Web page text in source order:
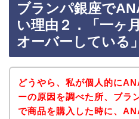
ブランパ銀座で
い理由２．「一ヶ
オーバーしている」
どうやら、私が個人的に
ーの原因を調べた所、ブラ
で商品を購入した時に、